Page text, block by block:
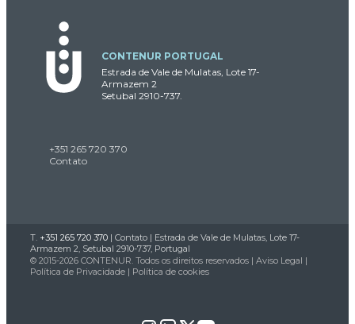
CONTENUR PORTUGAL
Estrada de Vale de Mulatas, Lote 17-
Armazem 2
Setubal 2910-737.
+351 265 720 370
Contato
T. +351 265 720 370 | Contato | Estrada de Vale de Mulatas, Lote 17-
Armazem 2, Setubal 2910-737, Portugal
© 2015-2026 CONTENUR. Todos os direitos reservados | Aviso Legal |
Política de Privacidade | Política de cookies